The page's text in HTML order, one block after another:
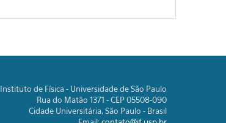
Instituto de Física - Universidade de São Paulo
Rua do Matão 1371 - CEP 05508-090
Cidade Universitária, São Paulo - Brasil